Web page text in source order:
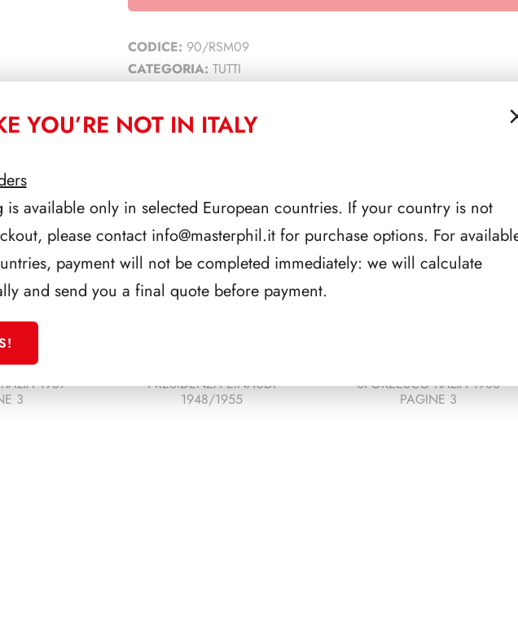
CODICE: 90/RSM09
CATEGORIA: TUTTI
1987
3
PRESIDENZA EINAUDI
1948/1955
SFORZESCO ITALIA 1988
PAGINE 3
YOU’RE NOT IN ITALY
available only in selected European countries. If your country is not
please contact info@masterphil.itfor purchase options. For
payment will not be completed immediately: we will calculate
and send you a final quote before payment.